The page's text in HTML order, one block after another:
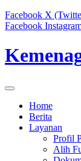
Facebook X
Facebook
Home
Berita
Layanan
Profil
Alih